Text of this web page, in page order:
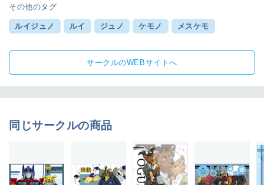
その他のタグ
ルイジュノ ルイ ジュノ ケモノ メスケモ
サークルのWEBサイトへ
同じサークルの商品